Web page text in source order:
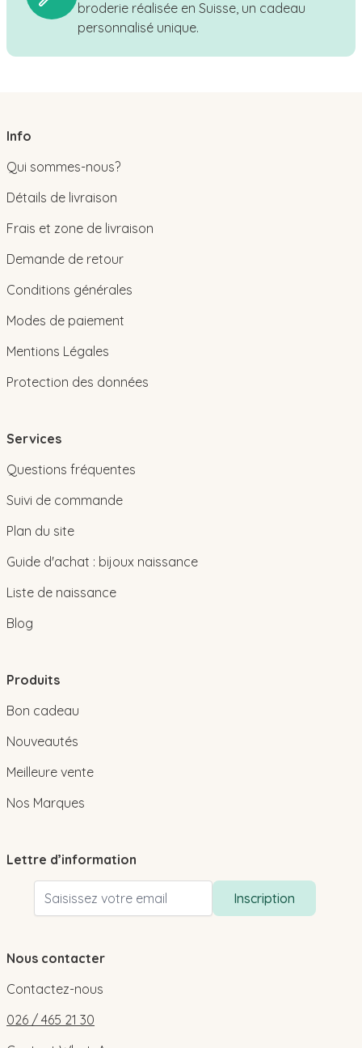
broderie réalisée en Suisse, un cadeau
personnalisé unique.
Info
Qui sommes-nous?
Détails de livraison
Frais et zone de livraison
Demande de retour
Conditions générales
Modes de paiement
Mentions Légales
Protection des données
Services
Questions fréquentes
Suivi de commande
Plan du site
Guide d'achat : bijoux naissance
Liste de naissance
Blog
Produits
Bon cadeau
Nouveautés
Meilleure vente
Nos Marques
Lettre d’information
Adresse email
Inscription
Nous contacter
Contactez-nous
026 / 465 21 30